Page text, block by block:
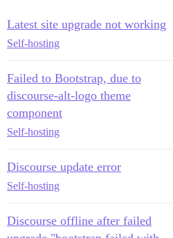
Latest site upgrade not working
Self-hosting
Failed to Bootstrap, due to
discourse-alt-logo theme
component
Self-hosting
Discourse update error
Self-hosting
Discourse offline after failed